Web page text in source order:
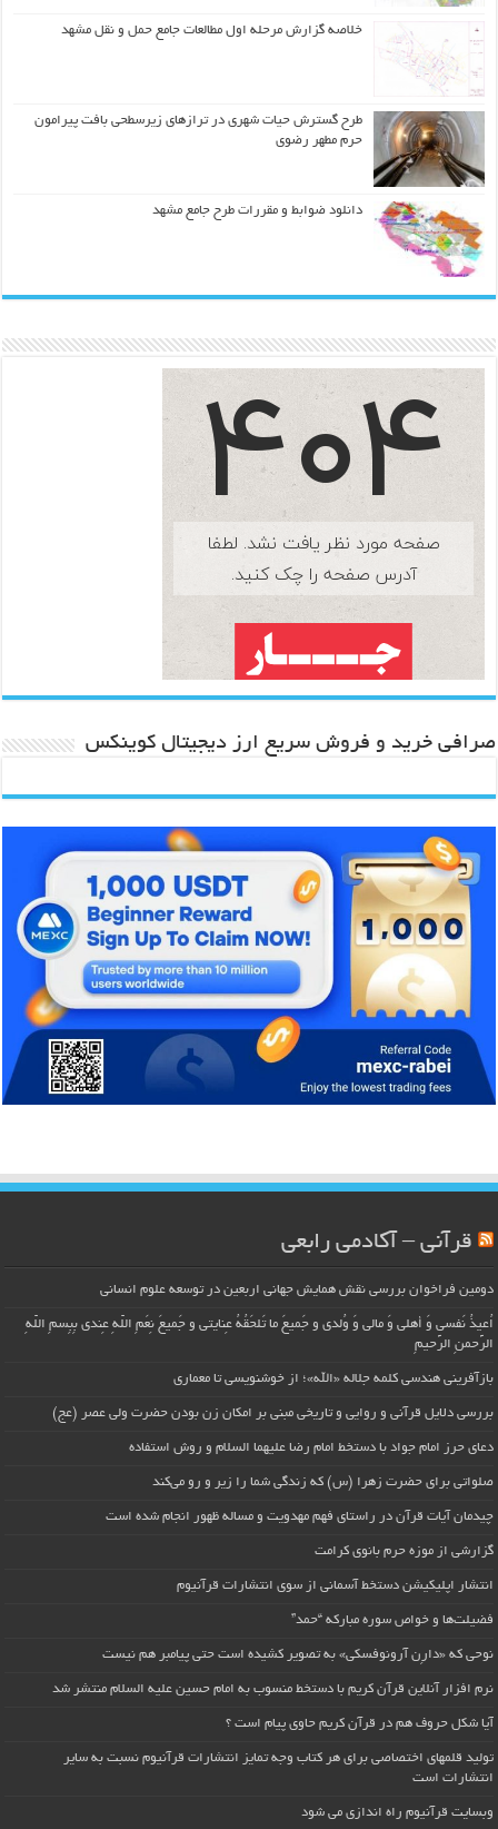
خلاصه گزارش مرحله اول مطالعات جامع حمل و نقل مشهد
طرح گسترش حیات شهري در ترازهاي زیرسطحی بافت پیرامون
حرم مطهر رضوي
دانلود ضوابط و مقررات طرح جامع مشهد
صرافی خرید و فروش سریع ارز دیجیتال کوینکس
قرآنی – آکادمی رابعی
دومین فراخوان بررسی نقش همایش جهانی اربعین در توسعه علوم انسانی
اُعیذُ نَفسی وَ أهلی وَ مالی وَ وُلدی و جَمیعَ ما تَلحَقُهُ عِنایتی و جَمیعَ نِعَمِ اللّهِ عِندی بِبِسمِ اللّهِ
الرَّحمنِ الرَّحیمِ
بازآفرینی هندسی کلمه جلاله «الله»؛ از خوشنویسی تا معماری
بررسی دلایل قرآنی و روایی و تاریخی مبنی بر امکان زن بودن حضرت ولی عصر (عج)
دعای حرز امام جواد با دستخط امام رضا علیهما السلام و روش استفاده
صلواتی برای حضرت زهرا (س) که زندگی شما را زیر و رو می‌کند
چیدمان آیات قرآن در راستای فهم مهدویت و مساله ظهور انجام شده است
گزارشی از موزه حرم بانوی کرامت
انتشار اپلیکیشن دستخط آسمانی از سوی انتشارات قرآنیوم
فضیلت‌ها و خواص سوره مبارکه “حمد”
نوحی که «دارِن آرونوفسکی» به تصویر کشیده است حتی پیامبر هم نیست
نرم افزار آنلاین قرآن کریم با دستخط منسوب به امام حسین علیه السلام منتشر شد
آیا شکل حروف هم در قرآن کریم حاوی پیام است ؟
تولید قلمهای اختصاصی برای هر کتاب وجه تمایز انتشارات قرآنیوم نسبت به سایر
انتشارات است
وبسایت قرآنیوم راه اندازی می شود